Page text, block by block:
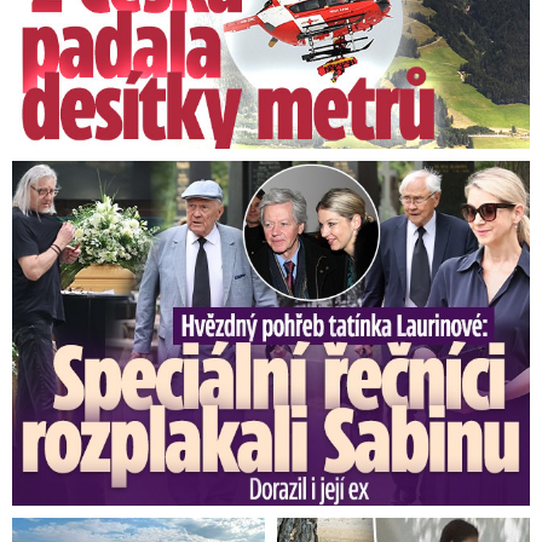
Teplotní rekordy se nekonaly
I přes horké počasí v sobotu nepadl žádný
teplotní rekord, maxima pro 31. srpen si udržel
mimořádně teplý rok 2015.Nejtepleji bylo v
sobotu v pražských Komořanech, kde naměřili
32,8 stupně Celsia. V České Lípě a Strážnici bylo
o desetinu méně. Hranici 32 stupňů překonaly
také stranice Dobřichovice, Štítná nad Vláří či
Doksany.„Zajímavostí je, že každá z těchto
stanic je v jiném kraji. Takže se nedá
jednoznačně říct, v jakém regionu dnes bylo
nejtepleji,“ řekl Martin Tomáš z ČHMÚ.Očekává,
že ani v neděli maximální teploty nepřekonají
dosavadní rekordy z roku 2015, byť teploty
budou atakovat 33 stupňů.
Speciální řečníci nad rakví Laurina: Rozbrečeli i dceru